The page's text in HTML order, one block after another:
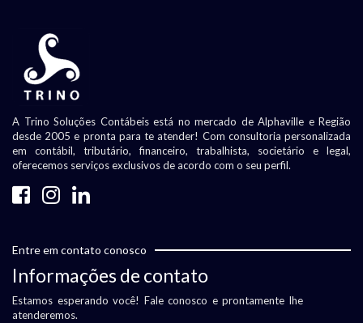
A Trino Soluções Contábeis está no mercado de Alphaville e Região
desde 2005 e pronta para te atender! Com consultoria personalizada
em contábil, tributário, financeiro, trabalhista, societário e legal,
oferecemos serviços exclusivos de acordo com o seu perfil.
Entre em contato conosco
Informações de contato
Estamos esperando você! Fale conosco e prontamente lhe
atenderemos.